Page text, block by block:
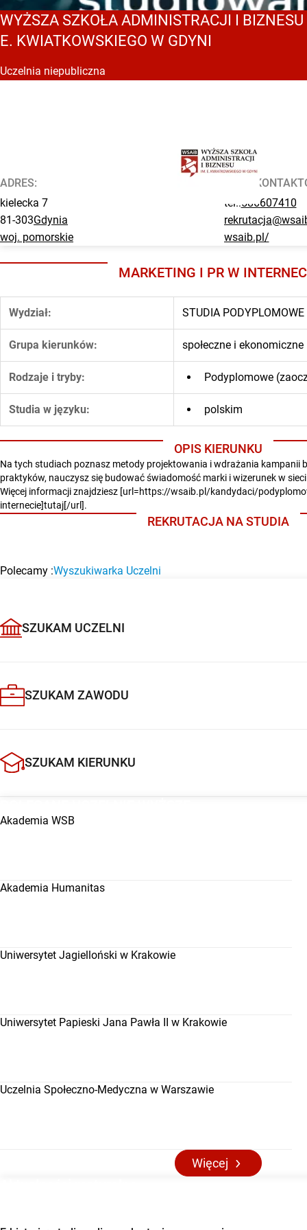
WYŻSZA SZKOŁA ADMINISTRACJI I
E. KWIATKOWSKIEGO W GDYNI
Uczelnia niepubliczna
ADRES:
kielecka 7
81-303Gdynia
woj. pomorskie
DANE
tel.:586607410
wsaib.pl/
MARKETING I PR W
Wydział: STUDIA PODYPLOMOWE
Grupa kierunków: społeczne i ekonomiczne
Rodzaje i tryby: Podyplomowe
Studia w języku: polskim
OPIS KIERUNKU
Na tych studiach poznasz metody projektowania i wdrażania kampanii
praktyków, nauczysz się budować świadomość marki i wizerunek w
Więcej informacji znajdziesz [url=https://wsaib.pl/kandydaci/
internecie]tutaj[/url].
REKRUTACJA NA STUDIA
Polecamy :Wyszukiwarka Uczelni
Studia w Holandii po maturze kuszą coraz więcej osób,
„aplikuj”, warto spokojnie sprawdzić, co naprawdę
sobie po angielsku i czy budżet nie rozsypie się po
tym artykule […]
SZUKAM UCZELNI
SZUKAM ZAWODU
SZUKAM KIERUNKU
Akademia WSB
Akademia Humanitas
Uniwersytet Jagielloński w Krakowie
Uniwersytet Papieski Jana Pawła II w Krakowie
Uczelnia Społeczno-Medyczna w Warszawie
Więcej